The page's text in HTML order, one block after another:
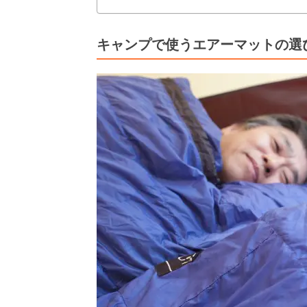
キャンプで使うエアーマットの選